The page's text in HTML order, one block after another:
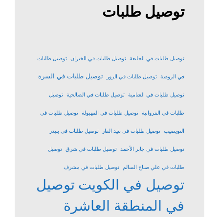
توصيل طلبات
توصيل طلبات في الجليعة توصيل طلبات في الخيران توصيل طلبات
في الروضة توصيل طلبات في الزور توصيل طلبات في السرة
توصيل طلبات في الشامية توصيل طلبات في الصالحية توصيل
طلبات في الفروانية توصيل طلبات في المهبولة توصيل طلبات في
النويصيب توصيل طلبات في بنيد القار توصيل طلبات في بنيدر
توصيل طلبات في جابر الأحمد توصيل طلبات في شرق توصيل
طلبات في علي صباح السالم توصيل طلبات في مشرف
توصيل في الكويت توصيل
في المنطقة العاشرة